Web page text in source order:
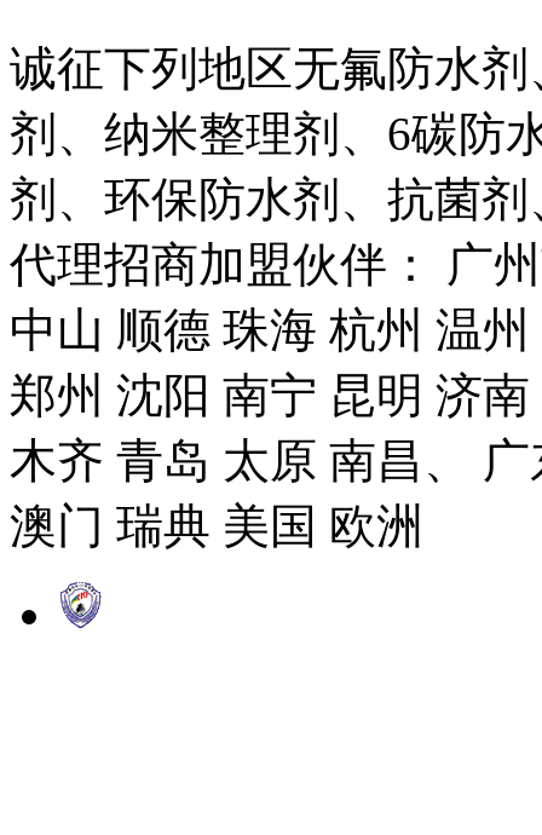
诚征下列地区无氟防水
剂、纳米整理剂、6碳防
剂、环保防水剂、抗菌
代理招商加盟伙伴： 广
中山 顺德 珠海 杭州 温
郑州 沈阳 南宁 昆明 济
木齐 青岛 太原 南昌、
澳门 瑞典 美国 欧洲